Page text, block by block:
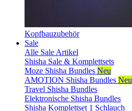
Kopfbauzubehör
Sale
Alle Sale Artikel
Shisha Sale & Komplettsets
Moze Shisha Bundles Neu
AMOTION Shisha Bundles Neu
Travel Shisha Bundles
Elektronische Shisha Bundles
Shisha Komplettset 1 Schlauch